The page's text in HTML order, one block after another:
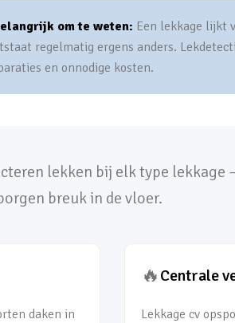
om te weten: Een lekkage lijkt
regelmatig ergens anders.
en onnodige kosten.
lekken bij elk type
breuk in de vloer.
daken in
🔥 Centrale
Lekkage cv